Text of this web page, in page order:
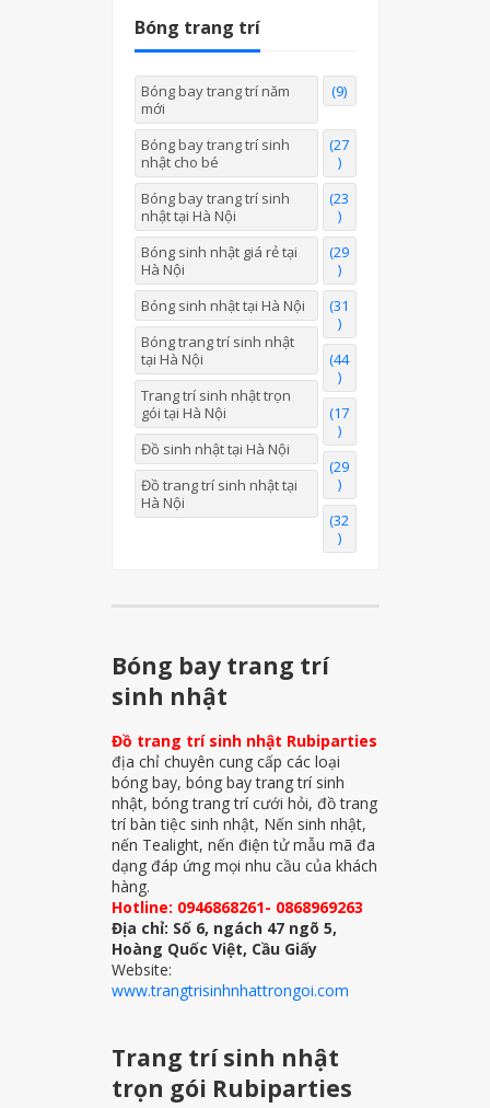
Bóng trang trí
Bóng bay trang trí năm
mới
(9)
Bóng bay trang trí sinh
nhật cho bé
(27
)
Bóng bay trang trí sinh
nhật tại Hà Nội
(23
)
Bóng sinh nhật giá rẻ tại
Hà Nội
(29
)
Bóng sinh nhật tại Hà Nội
(31
)
Bóng trang trí sinh nhật
tại Hà Nội
(44
)
Trang trí sinh nhật trọn
gói tại Hà Nội
(17
)
Đồ sinh nhật tại Hà Nội
(29
)
Đồ trang trí sinh nhật tại
Hà Nội
(32
)
Bóng bay trang trí
sinh nhật
Đồ trang trí sinh nhật Rubiparties
địa chỉ chuyên cung cấp các loại
bóng bay, bóng bay trang trí sinh
nhật, bóng trang trí cưới hỏi, đồ trang
trí bàn tiệc sinh nhật, Nến sinh nhật,
nến Tealight, nến điện tử mẫu mã đa
dạng đáp ứng mọi nhu cầu của khách
hàng.
Hotline: 0946868261- 0868969263
Địa chỉ: Số 6, ngách 47 ngõ 5,
Hoàng Quốc Việt, Cầu Giấy
Website:
www.trangtrisinhnhattrongoi.com
Trang trí sinh nhật
trọn gói Rubiparties